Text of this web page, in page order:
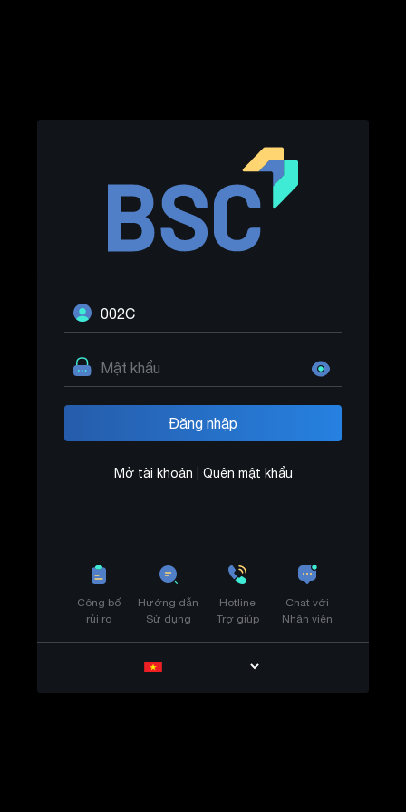
Mở tài khoản Quên mật khẩu
Công bố
rủi ro
Hướng dẫn
Sử dụng
Hotline
Trợ giúp
Chat với
Nhân viên